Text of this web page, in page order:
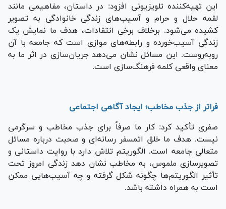
این تهیه‌کننده تلویزیونی افزود: در داستان، مفاهیمی مانند
لقمه حلال و حرام و آسیب‌های زندگی خانوادگی به تصویر
کشیده می‌شود. برخلاف برخی انتقادات، هدف ما نمایش یک
زندگی آسیب‌خورده و رابطه‌های موازی است که جامعه با آن
روبه‌روست. این مسائل نشان می‌دهد جریان‌سازی در اثر ما به
معنای واقعی کلمه فرهنگ‌سازی است.
فراتر از جذب مخاطب؛ ایجاد آگاهی اجتماعی
صفری تأکید کرد: کار ما صرفاً برای جذب مخاطب و سرگرمی
نیست. هدف ما خلق اتمسفر رسانه‌ای و صحبت درباره مسائل
متعالی جامعه است. الگوریتم تلاش دارد با روایت داستانی و
تصویرسازی ملموس، به مخاطب نشان دهد زندگی امروز تحت
تأثیر الگوریتم‌ها چگونه شکل گرفته و چه آسیب‌هایی ممکن
است به همراه داشته باشد.